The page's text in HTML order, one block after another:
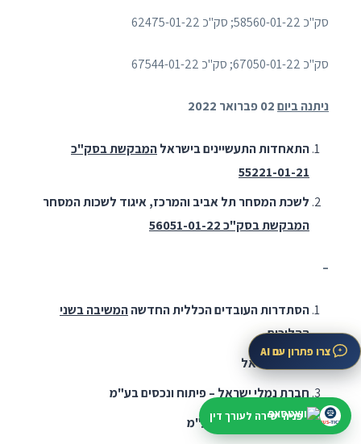
סק"כ 58560-01-22; סק"כ 62475-01-22
סק"כ 67050-01-22; סק"כ 67544-01-22
ניתנה ביום02 פברואר 2022
התאחדות התעשיינים בישראלהמבקשת בסק"כ
55221-01-21
לשכת המסחר תל אביב והמרכז, איגוד לשכות המסחר
המבקשת בסק"כ 56051-01-22
–
הסתדרות העובדים הכללית החדשההמשיבה בשני
ההליכים
מדינת ישראל
חברת נמלי ישראל – פיתוח ונכסים בע"מ
חברת נמל אשדוד בע"מ
צרו פתרון עם AI
פניה ישירה לעורך דין